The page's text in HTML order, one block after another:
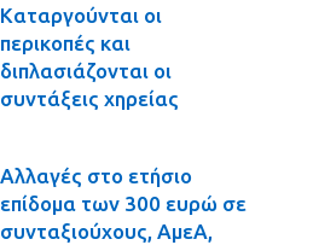
Καταργούνται οι
περικοπές και
διπλασιάζονται οι
συντάξεις χηρείας
Αλλαγές στο ετήσιο
επίδομα των 300 ευρώ σε
συνταξιούχους, ΑμεΑ,